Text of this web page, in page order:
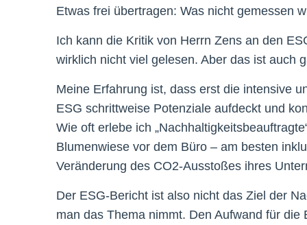
Etwas frei übertragen: Was nicht gemessen
Ich kann die Kritik von Herrn Zens an den
wirklich nicht viel gelesen. Aber das ist auch
Meine Erfahrung ist, dass erst die intensive
ESG schrittweise Potenziale aufdeckt und
Wie oft erlebe ich
Blumenwiese vor dem Büro – am besten
Veränderung des CO2-Ausstoßes ihres
Der ESG-Bericht ist also nicht das Ziel der
man das Thema nimmt. Den Aufwand für